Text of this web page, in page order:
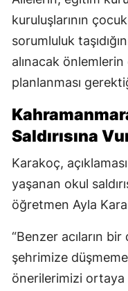
kuruluşlarının
sorumluluk
alınacak
planlanması
Saldırısına
Karakoç,
yaşanan okul
öğretmen Ayla
“Benzer acıların
şehrimize
önerilerimizi ortaya